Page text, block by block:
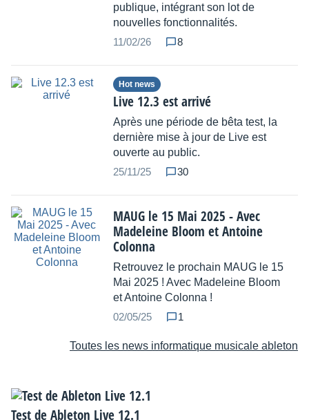
publique, intégrant son lot de
nouvelles fonctionnalités.
11/02/26
8
Hot news
Live 12.3 est arrivé
Après une période de bêta test, la
dernière mise à jour de Live est
ouverte au public.
25/11/25
30
MAUG le 15 Mai 2025 - Avec
Madeleine Bloom et Antoine
Colonna
Retrouvez le prochain MAUG le 15
Mai 2025 ! Avec Madeleine Bloom
et Antoine Colonna !
02/05/25
1
Toutes les news informatique musicale ableton
Test de Ableton Live 12.1